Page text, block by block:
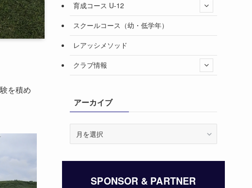
を積め
育成コース U-12
スクールコース（幼・低学年）
レアッシメソッド
クラブ情報
アーカイブ
イ
SPONSOR & PARTNER